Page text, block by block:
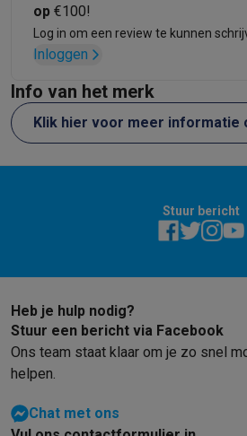
op €100!
Log in om een review te kunnen
Inloggen
Info van het merk
Klik hier voor meer informatie
Stuur bericht
Heb je hulp nodig?
Stuur een bericht via Facebook
Ons team staat klaar om je zo snel
helpen.
Chat met ons